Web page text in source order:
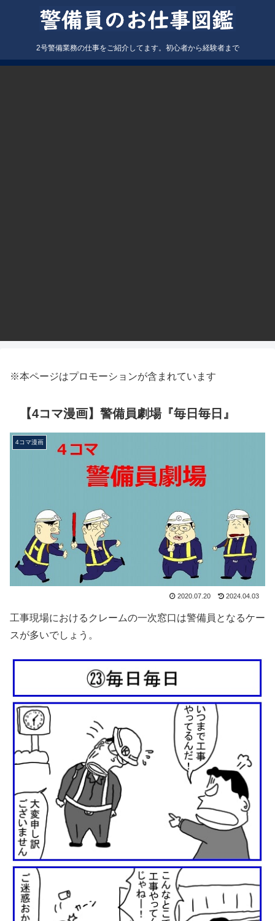
2号警備業務の仕事をご紹介してます。初心者から経験者まで
※本ページはプロモーションが含まれています
【4コマ漫画】警備員劇場『毎日毎日』
4コマ漫画
2020.07.20 2024.04.03
工事現場におけるクレームの一次窓口は警備員となるケー
スが多いでしょう。